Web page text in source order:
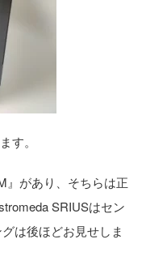
す。
』があり、そちらは正
SRIUSはセン
は後ほどお見せしま